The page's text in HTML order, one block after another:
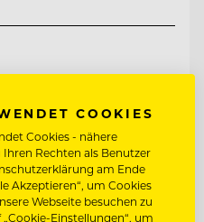
COOKIES
Cookies - nähere
Rechten als Benutzer
am Ende
Akzeptieren“, um Cookies
Webseite besuchen zu
Einstellungen“, um